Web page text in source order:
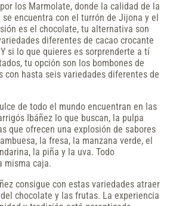
los Marmolate, donde la calidad de la
se encuentra con el turrón de Jijona y el
es el chocolate, tu alternativa son
diferentes de cacao crocante
si lo que quieres es sorprenderte a tí
tu opción son los bombones de
con hasta seis variedades diferentes de
de todo el mundo encuentran en las
Ibáñez lo que buscan, la pulpa
que ofrecen una explosión de sabores
la fresa, la manzana verde, el
la piña y la uva. Todo
misma caja.
consigue con estas variedades atraer
chocolate y las frutas. La experiencia